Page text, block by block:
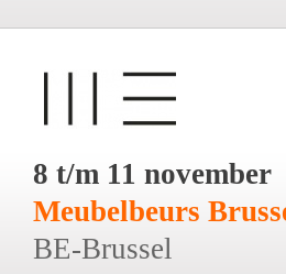
8 t/m 11 november
Meubelbeurs
BE-Brussel